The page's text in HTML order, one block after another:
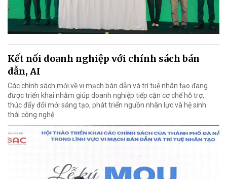
Kết nối doanh nghiệp với chính sách bán
dẫn, AI
Các chính sách mới về vi mạch bán dẫn và trí tuệ nhân tạo đang
được triển khai nhằm giúp doanh nghiệp tiếp cận cơ chế hỗ trợ,
thúc đẩy đổi mới sáng tạo, phát triển nguồn nhân lực và hệ sinh
thái công nghệ.